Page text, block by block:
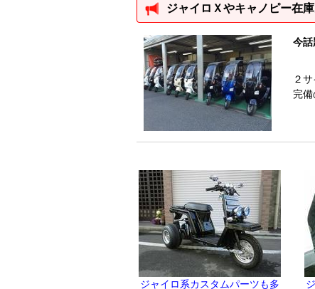
ジャイロＸやキャノピー在庫
今話
２
完
ジャイロ系カスタムパーツも多